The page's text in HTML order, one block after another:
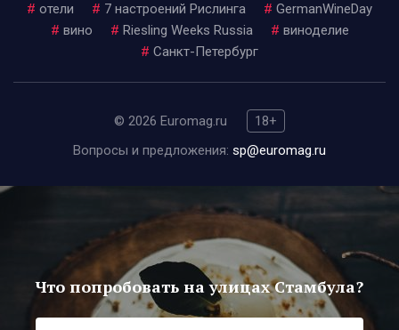
# отели # 7 настроений Рислинга # GermanWineDay
# вино # Riesling Weeks Russia # виноделие
# Санкт-Петербург
© 2026 Euromag.ru
18+
Вопросы и предложения: sp@euromag.ru
Что попробовать на улицах Стамбула?